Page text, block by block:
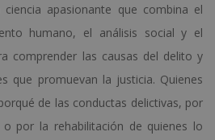
ciencia apasionante que combina el
humano, el análisis social y el
comprender las causas del delito y
que promuevan la justicia. Quienes
de las conductas delictivas, por
por la rehabilitación de quienes lo